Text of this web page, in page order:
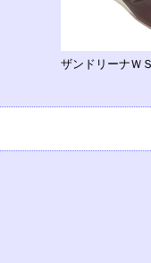
ザンドリーナＷ